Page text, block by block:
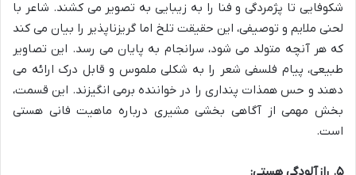
شکوفایی تا پژمردگی و فنا را به زیبایی به تصویر می کشند. شاعر با
لحنی ملایم و توصیفی، این حقیقت تلخ اما گریزناپذیر را بیان می کند
که هر آنچه متولد می شود، سرانجام به پایان می رسد. این تصاویر
طبیعی، پیام فلسفی شعر را به شکلی ملموس و قابل درک ارائه می
دهند و حس همذات پنداری را در خواننده برمی انگیزند. این قسمت،
بخش مهمی از آگاهی بخشی مشیری درباره ماهیت فانی هستی
است.
۵. رازآلودگی هستی: